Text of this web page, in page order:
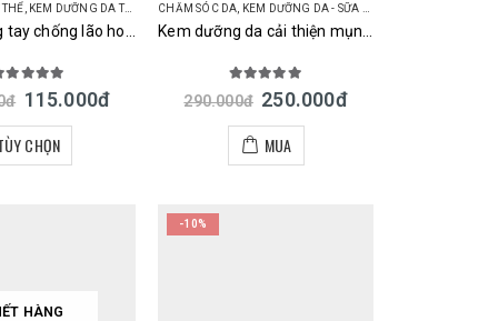
THỂ KEM DƯỠNG DA TAY
out of 5
đ 115.000đ
CHỌN
CHĂM SÓC DA KEM DƯỠNG DA - SỮA DƯỠNG DA
out of 5
290.000đ 250.000đ
MUA
HÀNG
-10%